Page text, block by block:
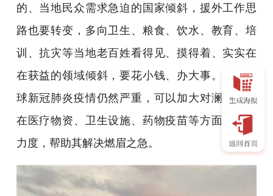
的、当地民众需求急迫的国家倾斜，援外工作思
路也要转变，多向卫生、粮食、饮水、教育、培
训、抗灾等当地老百姓看得见、摸得着、实实在
在获益的领域倾斜，要花小钱、办大事。现在全
球新冠肺炎疫情仍然严重，可以加大对澜湄国家
在医疗物资、卫生设施、药物疫苗等方面的援助
力度，帮助其解决燃眉之急。